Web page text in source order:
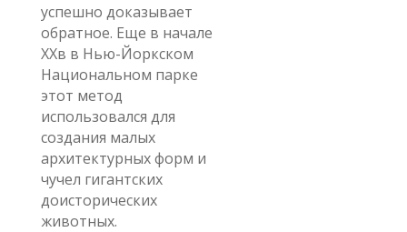
успешно доказывает
обратное. Еще в начале
ХХв в Нью-Йоркском
Национальном парке
этот метод
использовался для
создания малых
архитектурных форм и
чучел гигантских
доисторических
животных.